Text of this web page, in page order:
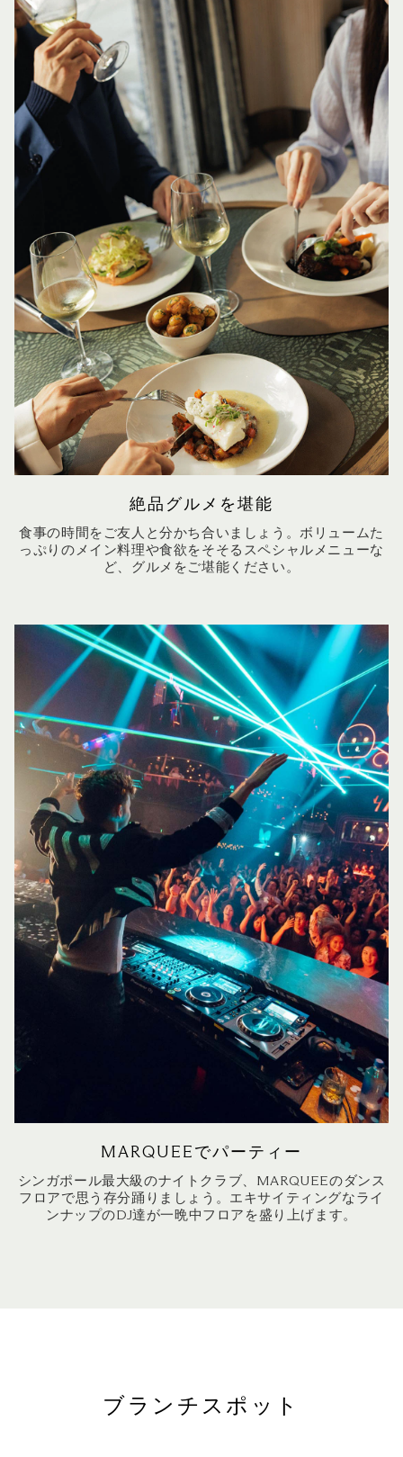
絶品グルメを堪能
食事の時間をご友人と分かち合いましょう。ボリュームた
っぷりのメイン料理や食欲をそそるスペシャルメニューな
ど、グルメをご堪能ください。
MARQUEEでパーティー
シンガポール最大級のナイトクラブ、MARQUEEのダンス
フロアで思う存分踊りましょう。エキサイティングなライ
ンナップのDJ達が一晩中フロアを盛り上げます。
ブランチスポット